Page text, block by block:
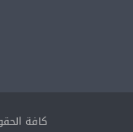
كافة الحقوق